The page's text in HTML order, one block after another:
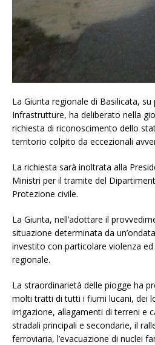
La Giunta regionale di Basilicata,
Infrastrutture, ha deliberato nella
richiesta di riconoscimento dello
territorio colpito da eccezionali
La richiesta sarà inoltrata alla
Ministri per il tramite del
Protezione civile.
La Giunta, nell’adottare il
situazione determinata da
investito con particolare violenza
regionale.
La straordinarietà delle piogge ha
molti tratti di tutti i fiumi lucani, dei
irrigazione, allagamenti di terreni e
stradali principali e secondarie, il
ferroviaria, l’evacuazione di nuclei